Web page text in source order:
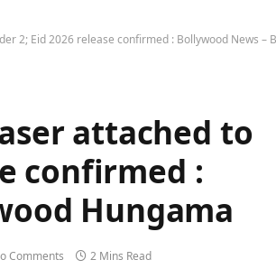
2; Eid 2026 release confirmed : Bollywood News –
attached to
confirmed :
Hungama
Comments 2 Mins Read